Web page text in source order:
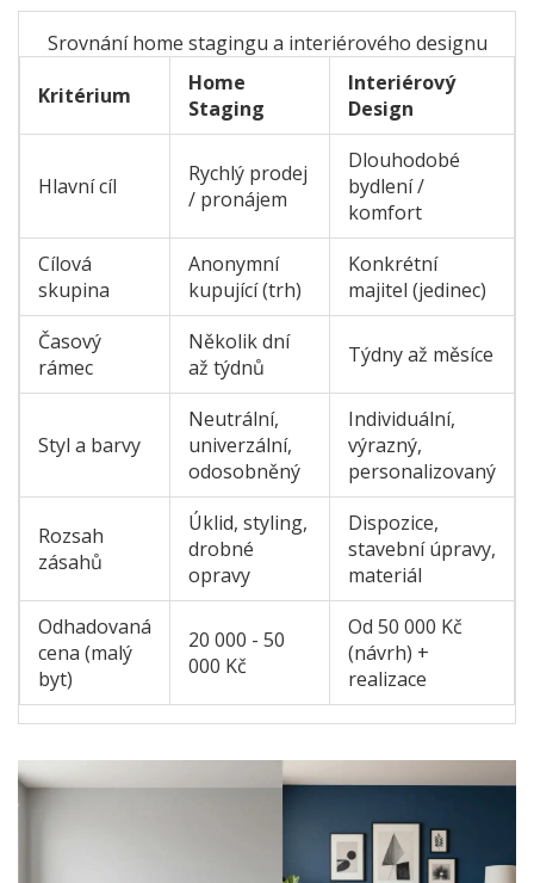
Srovnání home stagingu a interiérového designu
Kritérium
Home
Staging
Interiérový
Design
Hlavní cíl
Rychlý prodej
/ pronájem
Dlouhodobé
bydlení /
komfort
Cílová
skupina
Anonymní
kupující (trh)
Konkrétní
majitel (jedinec)
Časový
rámec
Několik dní
až týdnů
Týdny až měsíce
Styl a barvy
Neutrální,
univerzální,
odosobněný
Individuální,
výrazný,
personalizovaný
Rozsah
zásahů
Úklid, styling,
drobné
opravy
Dispozice,
stavební úpravy,
materiál
Odhadovaná
cena (malý
byt)
20 000 - 50
000 Kč
Od 50 000 Kč
(návrh) +
realizace